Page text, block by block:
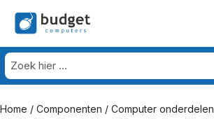
Home / Componenten / Computer onderdelen